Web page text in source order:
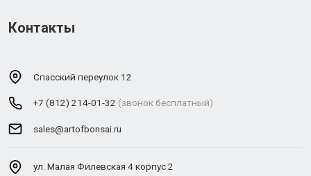
Контакты
Спасский переулок 12
+7 (812) 214-01-32 (звонок бесплатный)
sales@artofbonsai.ru
ул. Малая Филевская 4 корпус 2